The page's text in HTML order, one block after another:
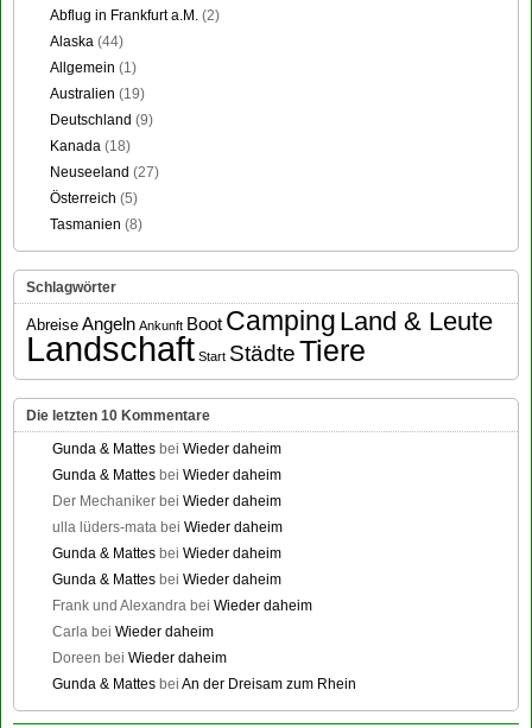
Abflug in Frankfurt a.M. (2)
Alaska (44)
Allgemein (1)
Australien (19)
Deutschland (9)
Kanada (18)
Neuseeland (27)
Österreich (5)
Tasmanien (8)
Schlagwörter
Abreise Angeln Ankunft Boot Camping Land & Leute
Landschaft Start StädteTiere
Die letzten 10 Kommentare
Gunda & Mattes bei Wieder daheim
Gunda & Mattes bei Wieder daheim
Der Mechaniker bei Wieder daheim
ulla lüders-mata bei Wieder daheim
Gunda & Mattes bei Wieder daheim
Gunda & Mattes bei Wieder daheim
Frank und Alexandra bei Wieder daheim
Carla bei Wieder daheim
Doreen bei Wieder daheim
Gunda & Mattes bei An der Dreisam zum Rhein